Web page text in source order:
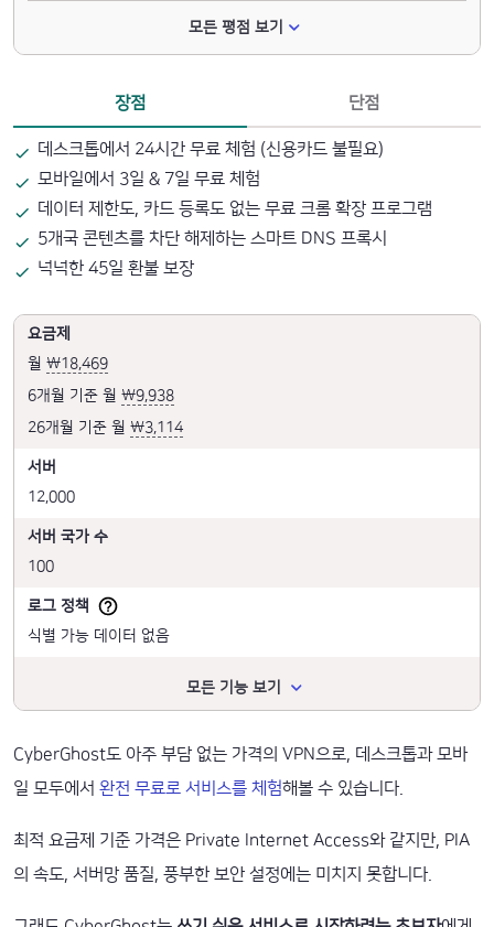
모든 평점 보기
장점
데스크톱에서 24시간 무료 체험 (신용카드 불필요)
모바일에서 3일 & 7일 무료 체험
데이터 제한도, 카드 등록도 없는 무료 크롬 확장 프로그램
5개국 콘텐츠를 차단 해제하는 스마트 DNS 프록시
넉넉한 45일 환불 보장
단점
요금제
월 ₩18,469
6개월 기준 월 ₩9,938
26개월 기준 월 ₩3,114
서버
12,000
서버 국가 수
100
로그 정책
식별 가능 데이터 없음
모든 기능 보기
CyberGhost도 아주 부담 없는 가격의 VPN으로, 데스크톱과 모바
일 모두에서 완전 무료로 서비스를 체험해볼 수 있습니다.
최적 요금제 기준 가격은 Private Internet Access와 같지만, PIA
의 속도, 서버망 품질, 풍부한 보안 설정에는 미치지 못합니다.